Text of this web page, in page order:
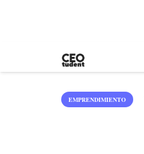
EMPRENDIMIENTO